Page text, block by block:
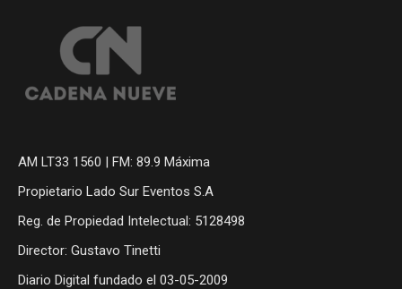
AM LT33 1560 | FM: 89.9 Máxima
Propietario Lado Sur Eventos S.A
Reg. de Propiedad Intelectual: 5128498
Director: Gustavo Tinetti
Diario Digital fundado el 03-05-2009